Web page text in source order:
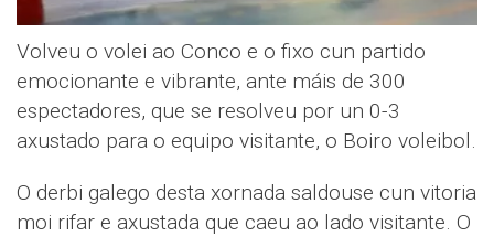
Volveu o volei ao Conco e o fixo cun partido
emocionante e vibrante, ante máis de 300
espectadores, que se resolveu por un 0-3
axustado para o equipo visitante, o Boiro voleibol.
O derbi galego desta xornada saldouse cun vitoria
moi rifar e axustada que caeu ao lado visitante. O